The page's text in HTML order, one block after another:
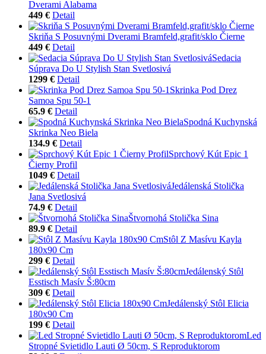
Dverami Alabama
449 € Detail
Skriňa S Posuvnými Dverami Bramfeld,grafit/sklo Čierne
449 € Detail
Sedacia
Súprava Do U Stylish Stan Svetlosivá
1299 € Detail
Skrinka Pod Drez
Samoa Spu 50-1
65.9 € Detail
Spodná Kuchynská
Skrinka Neo Biela
134.9 € Detail
Sprchový Kút Epic 1
Čierny Profil
1049 € Detail
Jedálenská Stolička
Jana Svetlosivá
74.9 € Detail
Štvornohá Stolička Sina
89.9 € Detail
Stôl Z Masívu Kayla
180x90 Cm
299 € Detail
Jedálenský Stôl
Esstisch Masív Š:80cm
309 € Detail
Jedálenský Stôl Elicia
180x90 Cm
199 € Detail
Led
Stropné Svietidlo Lauti Ø 50cm, S Reproduktorom